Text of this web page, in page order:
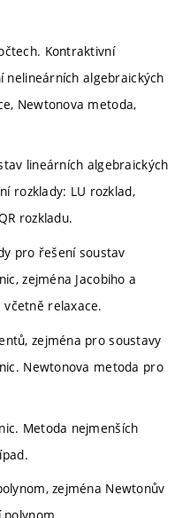
Kontraktivní
nelineárních algebraických
Newtonova metoda,
lineárních algebraických
rozklady: LU rozklad,
rozkladu.
pro řešení soustav
zejména Jacobiho a
včetně relaxace.
zejména pro soustavy
Newtonova metoda pro
Metoda nejmenších
zejména Newtonův